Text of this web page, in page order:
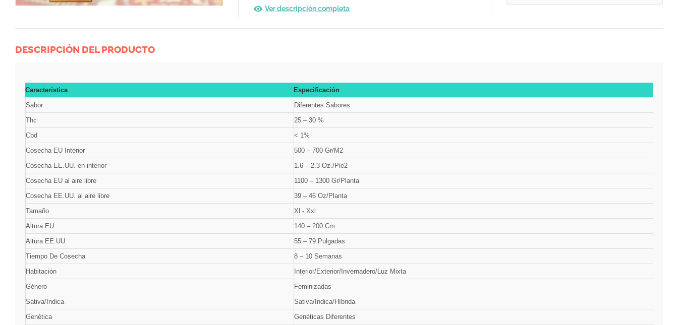
Ver descripción completa
DESCRIPCIÓN DEL PRODUCTO
Característica
Especificación
Sabor
Diferentes Sabores
Thc
25 – 30 %
Cbd
< 1%
Cosecha EU Interior
500 – 700 Gr/M2
Cosecha EE.UU. en interior
1.6 – 2.3 Oz./Pie2
Cosecha EU al aire libre
1100 – 1300 Gr/Planta
Cosecha EE.UU. al aire libre
39 – 46 Oz/Planta
Tamaño
Xl - Xxl
Altura EU
140 – 200 Cm
Altura EE.UU.
55 – 79 Pulgadas
Tiempo De Cosecha
8 – 10 Semanas
Habitación
Interior/Exterior/Invernadero/Luz Mixta
Género
Feminizadas
Sativa/Indica
Sativa/Indica/Híbrida
Genética
Genéticas Diferentes